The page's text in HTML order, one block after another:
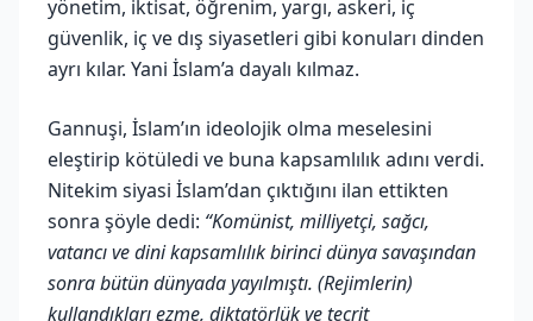
yönetim, iktisat, öğrenim, yargı, askeri, iç
güvenlik, iç ve dış siyasetleri gibi konuları dinden
ayrı kılar. Yani İslam’a dayalı kılmaz.
Gannuşi, İslam’ın ideolojik olma meselesini
eleştirip kötüledi ve buna kapsamlılık adını verdi.
Nitekim siyasi İslam’dan çıktığını ilan ettikten
sonra şöyle dedi: “Komünist, milliyetçi, sağcı,
vatancı ve dini kapsamlılık birinci dünya savaşından
sonra bütün dünyada yayılmıştı. (Rejimlerin)
kullandıkları ezme, diktatörlük ve tecrit